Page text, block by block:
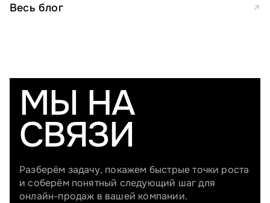
Весь блог ↗
МЫ НА
СВЯЗИ
Разберём задачу, покажем быстрые точки роста
и соберём понятный следующий шаг для
онлайн-продаж в вашей компании.